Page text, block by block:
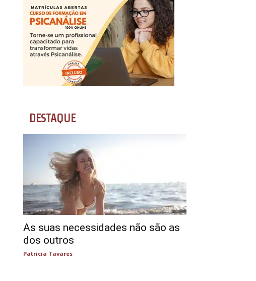
DESTAQUE
As suas necessidades não são as
dos outros
Patricia Tavares